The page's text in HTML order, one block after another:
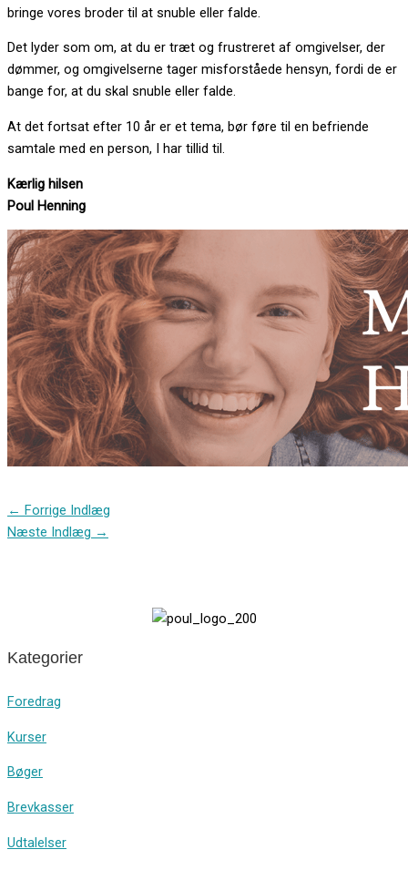
bringe vores broder til at snuble eller falde.
Det lyder som om, at du er træt og frustreret af omgivelser, der
dømmer, og omgivelserne tager misforståede hensyn, fordi de er
bange for, at du skal snuble eller falde.
At det fortsat efter 10 år er et tema, bør føre til en befriende
samtale med en person, I har tillid til.
Kærlig hilsen
Poul Henning
← Forrige Indlæg
Næste Indlæg →
Kategorier
Foredrag
Kurser
Bøger
Brevkasser
Udtalelser